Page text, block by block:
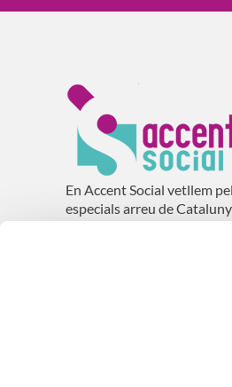
En Accent Social vetllem pel
especials arreu de
residències, centres de dia
® 2026 Accent
Política